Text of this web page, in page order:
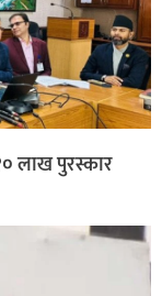
लाख पुरस्कार